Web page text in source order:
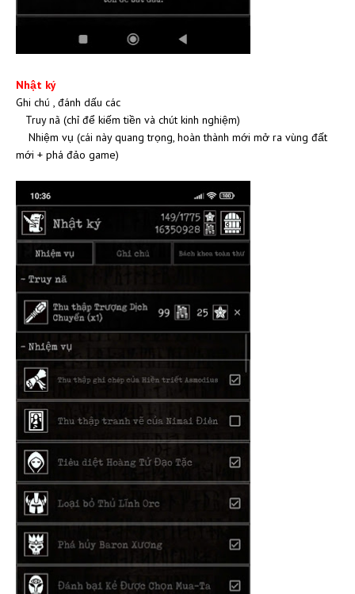
Nhật ký
Ghi chú , đánh dấu các
Truy nã (chỉ để kiếm tiền và chút kinh nghiệm)
Nhiệm vụ (cái này quang trọng, hoàn thành mới mở ra vùng đất
mới + phá đảo game)